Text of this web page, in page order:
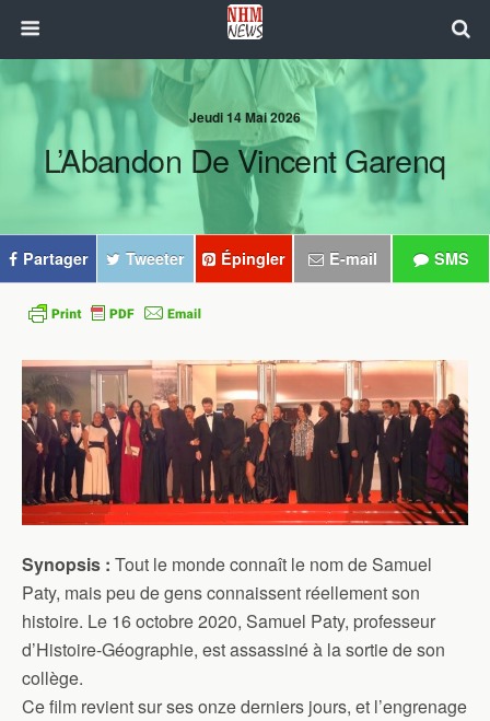
Jeudi 14 Mai 2026
L’Abandon De Vincent Garenq
Partager Tweeter Épingler E-mail SMS
Synopsis : Tout le monde connaît le nom de Samuel
Paty, mais peu de gens connaissent réellement son
histoire. Le 16 octobre 2020, Samuel Paty, professeur
d’Histoire-Géographie, est assassiné à la sortie de son
collège.
Ce film revient sur ses onze derniers jours, et l’engrenage